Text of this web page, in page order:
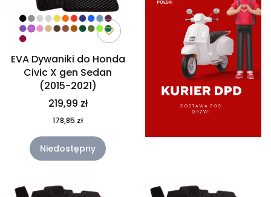
EVA Dywaniki do Honda
Civic X gen Sedan
(2015-2021)
219,99 zł
178,85 zł
Niedostępny